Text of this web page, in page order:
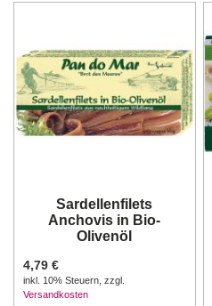
Sardellenfilets
Anchovis in Bio-
Olivenöl
4,79 €
inkl. 10% Steuern zzgl.
Versandkosten